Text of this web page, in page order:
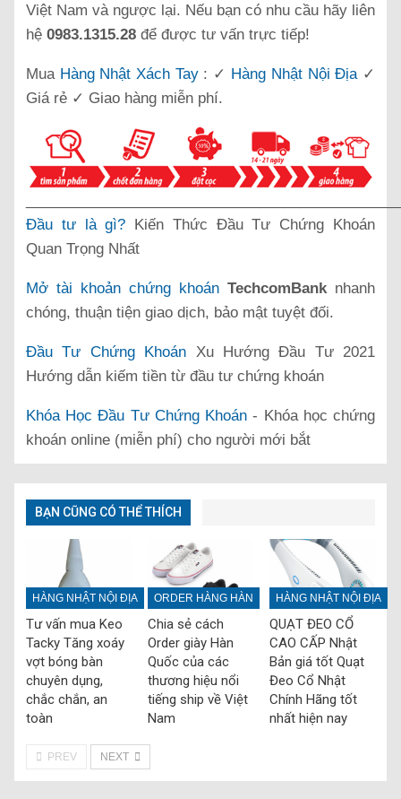
Việt Nam và ngược lại. Nếu bạn có nhu cầu hãy liên
hệ 0983.1315.28 để được tư vấn trực tiếp!
Mua Hàng Nhật Xách Tay: ✓ Hàng Nhật Nội Địa✓
Giá rẻ ✓ Giao hàng miễn phí.
Đầu tư là gì? Kiến Thức Đầu Tư Chứng Khoán
Quan Trọng Nhất
Mở tài khoản chứng khoán TechcomBank nhanh
chóng, thuận tiện giao dịch, bảo mật tuyệt đối.
Đầu Tư Chứng Khoán Xu Hướng Đầu Tư 2021
Hướng dẫn kiếm tiền từ đầu tư chứng khoán
Khóa Học Đầu Tư Chứng Khoán - Khóa học chứng
khoán online (miễn phí) cho người mới bắt
BẠN CŨNG CÓ THỂ THÍCH
HÀNG NHẬT NỘI ĐỊA
Tư vấn mua Keo
Tacky Tăng xoáy
vợt bóng bàn
chuyên dụng,
chắc chắn, an
toàn
ORDER HÀNG HÀN
Chia sẻ cách
Order giày Hàn
Quốc của các
thương hiệu nổi
tiếng ship về Việt
Nam
HÀNG NHẬT NỘI ĐỊA
QUẠT ĐEO CỔ
CAO CẤP Nhật
Bản giá tốt Quạt
Đeo Cổ Nhật
Chính Hãng tốt
nhất hiện nay
PREV NEXT